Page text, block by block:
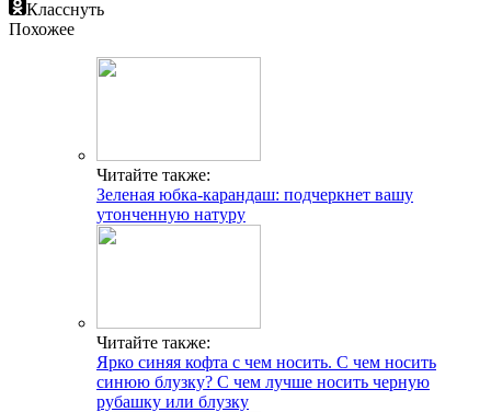
Класснуть
Похожее
Читайте также:
Зеленая юбка-карандаш: подчеркнет вашу
утонченную натуру
Читайте также:
Ярко синяя кофта с чем носить. С чем носить
синюю блузку? С чем лучше носить черную
рубашку или блузку